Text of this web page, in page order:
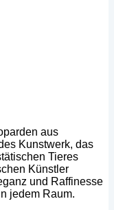
aus
Kunstwerk, das
Tieres
Künstler
und Raffinesse
jedem Raum.